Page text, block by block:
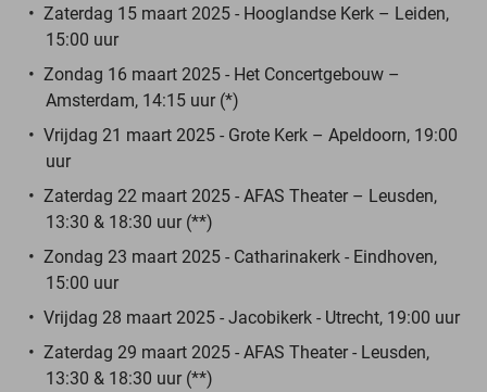
Zaterdag 15 maart 2025 - Hooglandse Kerk – Leiden,
15:00 uur
Zondag 16 maart 2025 - Het Concertgebouw –
Amsterdam, 14:15 uur (*)
Vrijdag 21 maart 2025 - Grote Kerk – Apeldoorn, 19:00
uur
Zaterdag 22 maart 2025 - AFAS Theater – Leusden,
13:30 & 18:30 uur (**)
Zondag 23 maart 2025 - Catharinakerk - Eindhoven,
15:00 uur
Vrijdag 28 maart 2025 - Jacobikerk - Utrecht, 19:00 uur
Zaterdag 29 maart 2025 - AFAS Theater - Leusden,
13:30 & 18:30 uur (**)